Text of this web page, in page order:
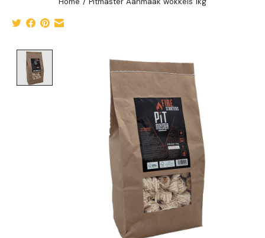
Product image slideshow Items